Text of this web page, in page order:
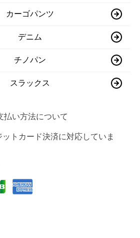
カーゴパンツ
デニム
チノパン
スラックス
払い方法について
トカード決済に対応していま